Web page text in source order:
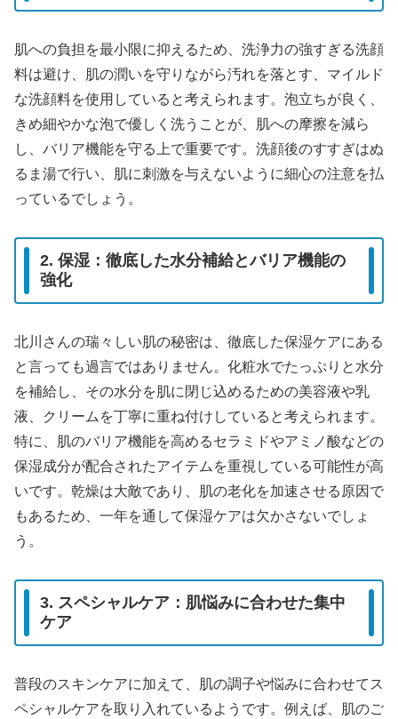
肌への負担を最小限に抑えるため、洗浄力の強すぎる洗顔
料は避け、肌の潤いを守りながら汚れを落とす、マイルド
な洗顔料を使用していると考えられます。泡立ちが良く、
きめ細やかな泡で優しく洗うことが、肌への摩擦を減ら
し、バリア機能を守る上で重要です。洗顔後のすすぎはぬ
るま湯で行い、肌に刺激を与えないように細心の注意を払
っているでしょう。
2. 保湿：徹底した水分補給とバリア機能の
強化
北川さんの瑞々しい肌の秘密は、徹底した保湿ケアにある
と言っても過言ではありません。化粧水でたっぷりと水分
を補給し、その水分を肌に閉じ込めるための美容液や乳
液、クリームを丁寧に重ね付けしていると考えられます。
特に、肌のバリア機能を高めるセラミドやアミノ酸などの
保湿成分が配合されたアイテムを重視している可能性が高
いです。乾燥は大敵であり、肌の老化を加速させる原因で
もあるため、一年を通して保湿ケアは欠かさないでしょ
う。
3. スペシャルケア：肌悩みに合わせた集中
ケア
普段のスキンケアに加えて、肌の調子や悩みに合わせてス
ペシャルケアを取り入れているようです。例えば、肌のご